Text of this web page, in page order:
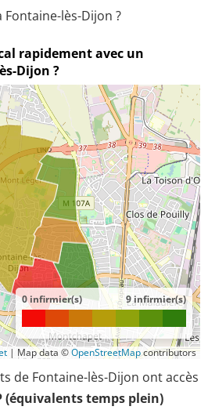
lès-Dijon ?
rapidement avec un
Dijon ?
0 infirmier(s) 9 infirmier(s)
| Map data ©OpenStreetMapcontributors
de Fontaine-lès-Dijon ont accès
(équivalents temps plein)